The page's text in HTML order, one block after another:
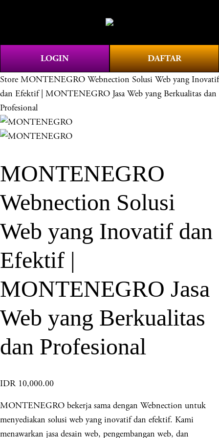
e
u
LOGIN DAFTAR
Store MONTENEGRO Webnection Solusi Web yang Inovatif
dan Efektif | MONTENEGRO Jasa Web yang Berkualitas dan
Profesional
MONTENEGRO
Webnection Solusi
Web yang Inovatif dan
Efektif |
MONTENEGRO Jasa
Web yang Berkualitas
dan Profesional
IDR 10,000.00
MONTENEGRO bekerja sama dengan Webnection untuk
menyediakan solusi web yang inovatif dan efektif. Kami
menawarkan jasa desain web, pengembangan web, dan